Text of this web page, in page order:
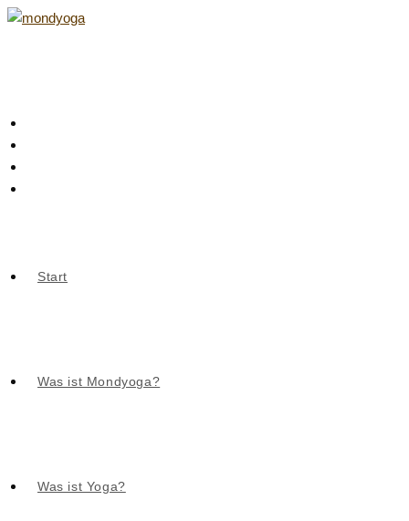
Zum
Start
Was ist Mondyoga?
Was ist Yoga?